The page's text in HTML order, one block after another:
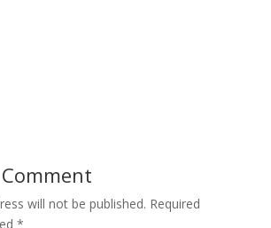
will not be published. Required
*